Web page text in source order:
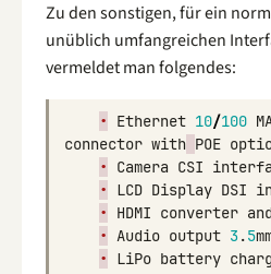
Zu den sonstigen, für ein
unüblich umfangreichen
vermeldet man folgendes:
• Ethernet 10/100
connector with POE
•
Camera CSI
•
LCD Display DSI
•
HDMI converter
• Audio output 3.5
•
LiPo battery